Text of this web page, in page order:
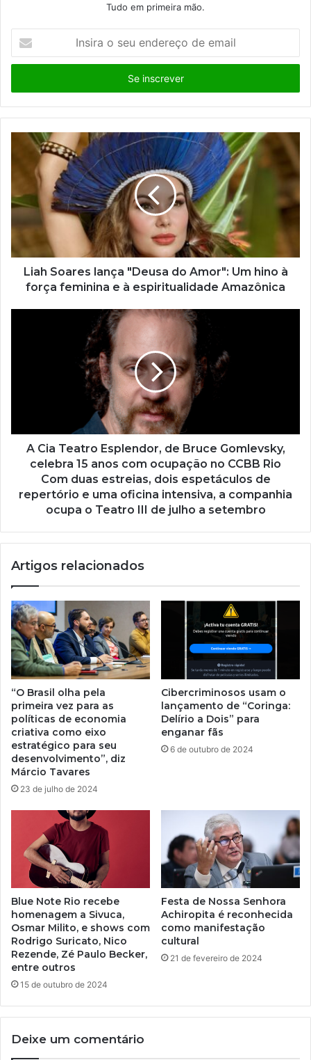
Tudo em primeira mão.
s
r
a
n
d
e
e
Liah Soares lança "Deusa do Amor": Um hino à
força feminina e à espiritualidade Amazônica
A Cia Teatro Esplendor, de Bruce Gomlevsky,
celebra 15 anos com ocupação no CCBB Rio
Com duas estreias, dois espetáculos de
repertório e uma oficina intensiva, a companhia
ocupa o Teatro III de julho a setembro
Artigos relacionados
“O Brasil olha pela
primeira vez para as
políticas de economia
criativa como eixo
estratégico para seu
desenvolvimento”, diz
Márcio Tavares
23 de julho de 2024
Cibercriminosos usam o
lançamento de “Coringa:
Delírio a Dois” para
enganar fãs
6 de outubro de 2024
Blue Note Rio recebe
homenagem a Sivuca,
Osmar Milito, e shows com
Rodrigo Suricato, Nico
Rezende, Zé Paulo Becker,
entre outros
15 de outubro de 2024
Festa de Nossa Senhora
Achiropita é reconhecida
como manifestação
cultural
21 de fevereiro de 2024
Deixe um comentário